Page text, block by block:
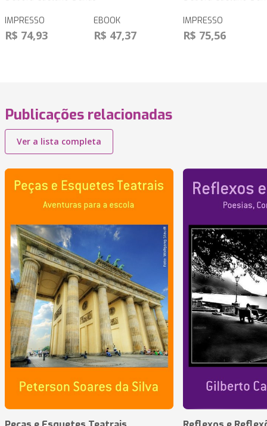
IMPRESSO
R$ 74,93
EBOOK
R$ 47,37
IMPRESSO
R$ 75,56
Publicações relacionadas
Ver a lista completa